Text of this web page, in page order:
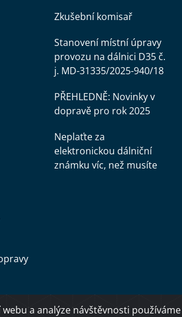
Zkušební komisař
Stanovení místní úpravy
provozu na dálnici D35 č.
j. MD-31335/2025-940/18
PŘEHLEDNĚ: Novinky v
dopravě pro rok 2025
Neplaťte za
elektronickou dálniční
známku víc, než musíte
a analýze návštěvnosti používáme